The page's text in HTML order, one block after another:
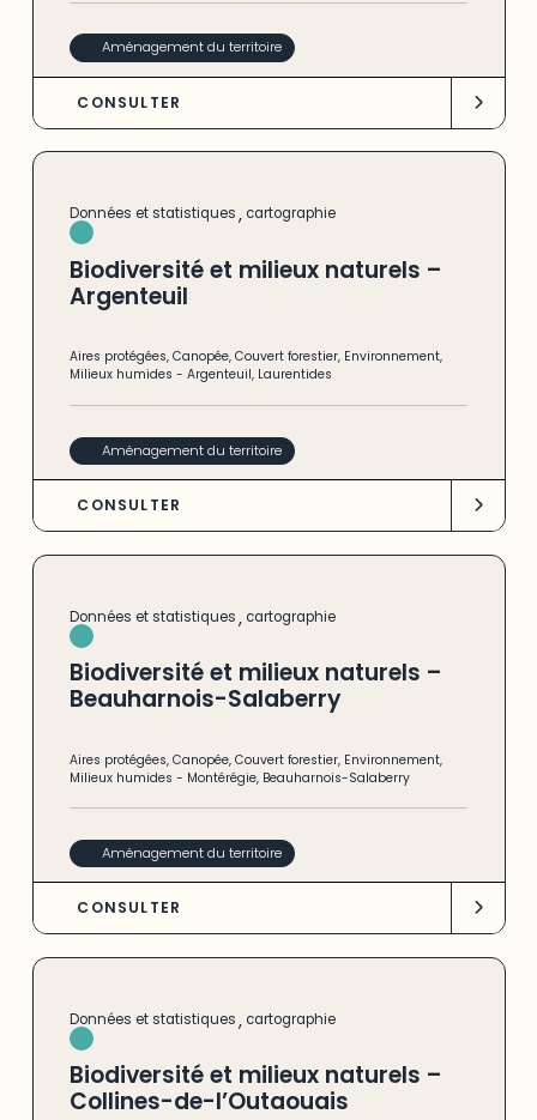
Aménagement du territoire
CONSULTER
Données et statistiques, cartographie
Biodiversité et milieux naturels –
Argenteuil
Aires protégées,Canopée,Couvert forestier, Environnement,
Milieux humides -Argenteuil, Laurentides
Aménagement du territoire
CONSULTER
Données et statistiques, cartographie
Biodiversité et milieux naturels –
Beauharnois-Salaberry
Aires protégées,Canopée,Couvert forestier, Environnement,
Milieux humides - Montérégie, Beauharnois-Salaberry
Aménagement du territoire
CONSULTER
Données et statistiques, cartographie
Biodiversité et milieux naturels –
Collines-de-l’Outaouais